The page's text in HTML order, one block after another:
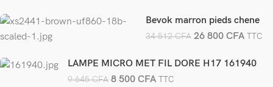
Bevok marron pieds chene
34 512CFA 26 800 CFA TTC
LAMPE MICRO MET FIL DORE H17 161940
9 645CFA 8 500CFA TTC